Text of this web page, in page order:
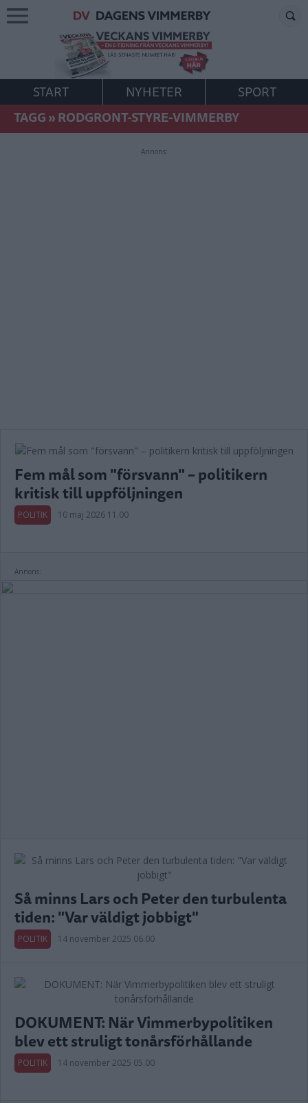
START NYHETER
SPORT
TAGG»RODGRONT-STYRE-VIMMERBY
Annons:
Fem mål som "försvann" – politikern
kritisk till uppföljningen
POLITIK 10 maj 2026 11.00
Annons:
Så minns Lars och Peter den turbulenta
tiden: "Var väldigt jobbigt"
POLITIK 14 november 2025 06.00
DOKUMENT: När Vimmerbypolitiken
blev ett struligt tonårsförhållande
POLITIK 14 november 2025 05.00